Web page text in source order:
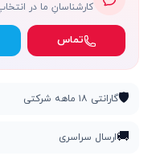
کارشناسانِ ما در
تماس
🛡️گارانتی ۱۸ ماهه شرکتی
🚚ارسال سراسری